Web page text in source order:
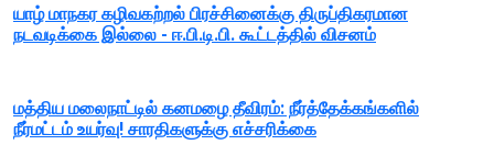
யாழ் மாநகர கழிவகற்றல் பிரச்சினைக்கு திருப்திகரமான
நடவடிக்கை இல்லை - ஈ.பி.டி.பி. கூட்டத்தில் விசனம்
மத்திய மலைநாட்டில் கனமழை தீவிரம்: நீர்த்தேக்கங்களில்
நீர்மட்டம் உயர்வு! சாரதிகளுக்கு எச்சரிக்கை